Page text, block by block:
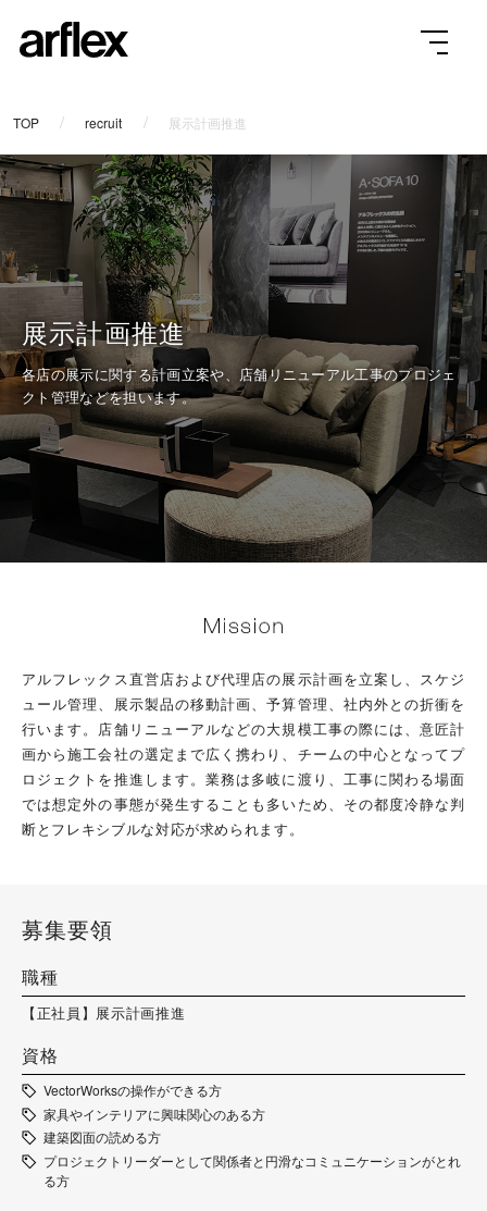
TOP recruit 展示計画推進
展示計画推進
各店の展示に関する計画立案や、店舗リニューアル工事のプロジェ
クト管理などを担います。
アルフレックス直営店および代理店の展示計画を立案し、スケジ
ュール管理、展示製品の移動計画、予算管理、社内外との折衝を
行います。店舗リニューアルなどの大規模工事の際には、意匠計
画から施工会社の選定まで広く携わり、チームの中心となってプ
ロジェクトを推進します。業務は多岐に渡り、工事に関わる場面
では想定外の事態が発生することも多いため、その都度冷静な判
断とフレキシブルな対応が求められます。
募集要領
職種
【正社員】展示計画推進
資格
VectorWorksの操作ができる方
家具やインテリアに興味関心のある方
建築図面の読める方
プロジェクトリーダーとして関係者と円滑なコミュニケーションがとれ
る方